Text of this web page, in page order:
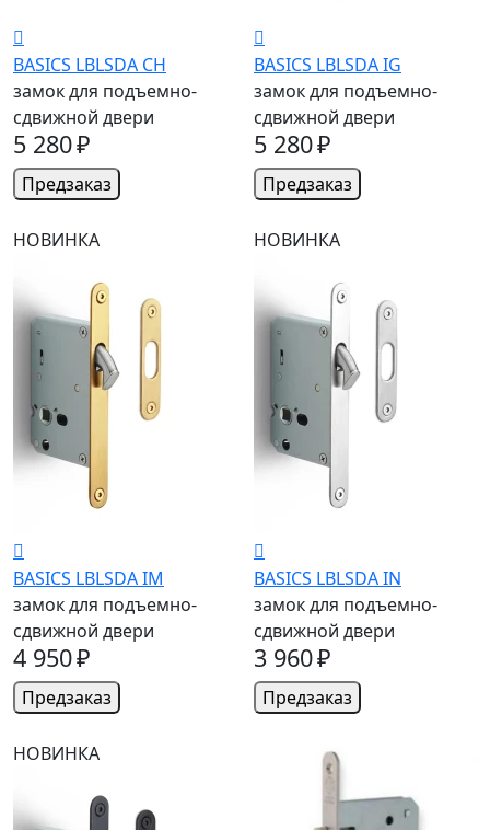
BASICS LBLSDA CH
замок для подъемно-
сдвижной двери
5 280 ₽
Предзаказ
BASICS LBLSDA IG
замок для подъемно-
сдвижной двери
5 280 ₽
Предзаказ
НОВИНКА
BASICS LBLSDA IM
замок для подъемно-
сдвижной двери
4 950 ₽
Предзаказ
НОВИНКА
BASICS LBLSDA IN
замок для подъемно-
сдвижной двери
3 960 ₽
Предзаказ
НОВИНКА